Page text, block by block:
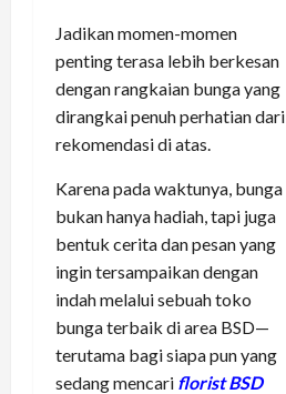
Jadikan momen-momen
penting terasa lebih berkesan
dengan rangkaian bunga yang
dirangkai penuh perhatian dari
rekomendasi di atas.
Karena pada waktunya, bunga
bukan hanya hadiah, tapi juga
bentuk cerita dan pesan yang
ingin tersampaikan dengan
indah melalui sebuah toko
bunga terbaik di area BSD—
terutama bagi siapa pun yang
sedang mencari florist BSD